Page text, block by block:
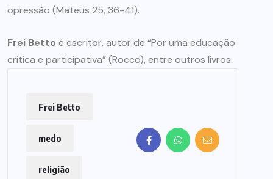
opressão (Mateus 25, 36-41).
Frei Betto é escritor, autor de “Por uma educação
crítica e participativa” (Rocco), entre outros livros.
Frei Betto
medo
religião